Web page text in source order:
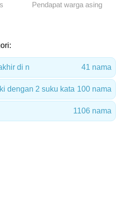
Pendapat warga asing
di n 41 nama
dengan 2 suku kata 100 nama
1106 nama